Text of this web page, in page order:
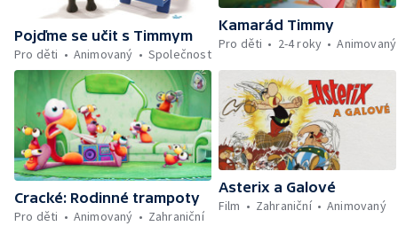
Pojďme se učit s Timmym
Pro děti
Animovaný Společnost
Kamarád Timmy
Pro děti
2-4 roky Animovaný
Cracké: Rodinné trampoty
Pro děti
Animovaný Zahraniční
Asterix a Galové
Film
Zahraniční Animovaný